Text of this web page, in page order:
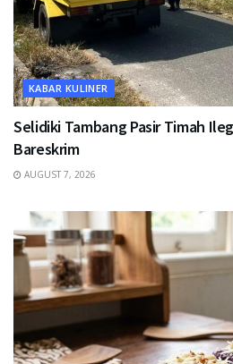
KABAR KULINER
Selidiki Tambang Pasir Timah
Bareskrim
AUGUST 7, 2026